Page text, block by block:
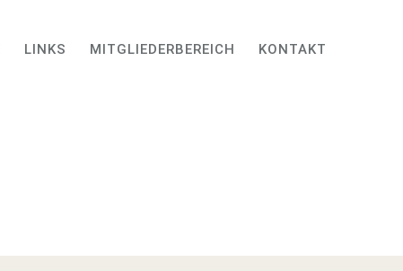
LINKS MITGLIEDERBEREICH KONTAKT